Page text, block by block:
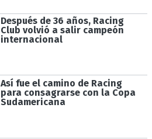
Después de 36 años, Racing
Club volvió a salir campeón
internacional
Así fue el camino de Racing
para consagrarse con la Copa
Sudamericana